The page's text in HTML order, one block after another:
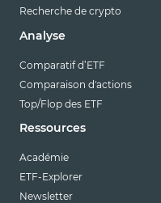
Recherche de crypto
Analyse
Comparatif d’ETF
Comparaison d'actions
Top/Flop des ETF
Ressources
Académie
ETF-Explorer
Newsletter